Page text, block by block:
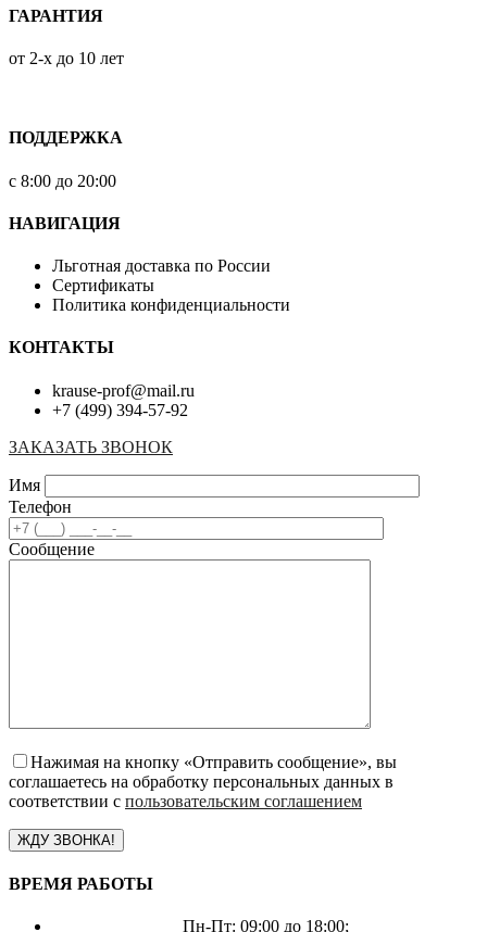
ГАРАНТИЯ
от 2-х до 10 лет
ПОДДЕРЖКА
с 8:00 до 20:00
НАВИГАЦИЯ
Льготная доставка по России
Сертификаты
Политика конфиденциальности
КОНТАКТЫ
krause-prof@mail.ru
+7 (499) 394-57-92
ЗАКАЗАТЬ ЗВОНОК
Имя
Телефон
Сообщение
Нажимая на кнопку «Отправить сообщение», вы
соглашаетесь на обработку персональных данных в
соответствии с пользовательским соглашением
ВРЕМЯ РАБОТЫ
Пн-Пт: 09:00 до 18:00;